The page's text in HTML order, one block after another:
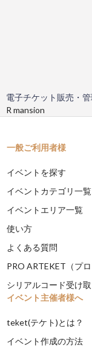
電子チケット販売・
R mansion
一般ご利用者様
イベントを探す
イベントカテゴリ一覧
イベントエリア一覧
使い方
よくある質問
PRO ARTEKET（プロ
シリアルコード受け取
イベント主催者様へ
teket(テケト)とは？
イベント作成の方法